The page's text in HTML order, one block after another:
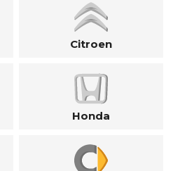
Citroen
Honda